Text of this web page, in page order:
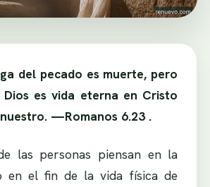
del pecado es muerte, pero
es vida eterna en Cristo
—Romanos 6.23 .
las personas piensan en la
en el fin de la vida física de